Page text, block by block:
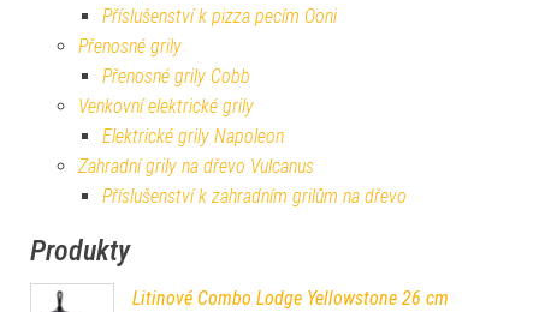
Příslušenství k pizza pecím Ooni
Přenosné grily
Přenosné grily Cobb
Venkovní elektrické grily
Elektrické grily Napoleon
Zahradní grily na dřevo Vulcanus
Příslušenství k zahradním grilům na dřevo
Produkty
Litinové Combo Lodge Yellowstone 26 cm